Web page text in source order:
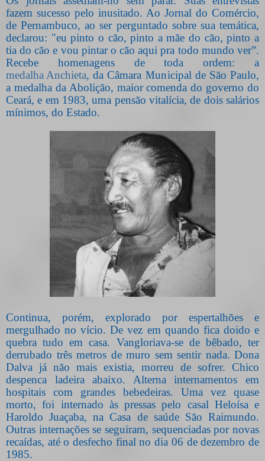
fazem sucesso pelo inusitado. Ao Jornal do Comércio,
de Pernambuco, ao ser perguntado sobre sua temática,
declarou: "eu pinto o cão, pinto a mãe do cão, pinto a
tia do cão e vou pintar o cão aqui pra todo mundo ver”.
Recebe homenagens de toda ordem: a
medalha Anchieta, da Câmara Municipal de São Paulo,
a medalha da Abolição, maior comenda do governo do
Ceará, e em 1983, uma pensão vitalícia, de dois salários
mínimos, do Estado.
Continua, porém, explorado por espertalhões e
mergulhado no vício. De vez em quando fica doido e
quebra tudo em casa. Vangloriava-se de bêbado, ter
derrubado três metros de muro sem sentir nada. Dona
Dalva já não mais existia, morreu de sofrer. Chico
despenca ladeira abaixo. Alterna internamentos em
hospitais com grandes bebedeiras. Uma vez quase
morto, foi internado às pressas pelo casal Heloísa e
Haroldo Juaçaba, na Casa de saúde São Raimundo.
Outras internações se seguiram, sequenciadas por novas
recaídas, até o desfecho final no dia 06 de dezembro de
1985.